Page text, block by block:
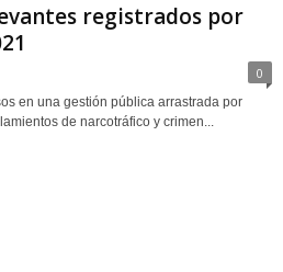
registrados por
0
en una gestión pública arrastrada por
de narcotráfico y crimen...